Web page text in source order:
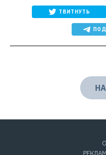
ТВИТНУТЬ